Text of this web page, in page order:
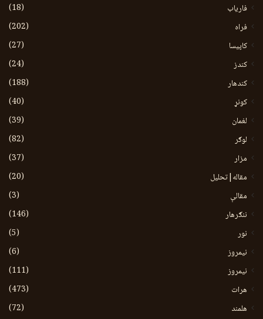
فاریاب
(18)
فراه
(202)
کاپیسا
(27)
کندز
(24)
کندهار
(188)
کونړ
(40)
لغمان
(39)
لوګر
(82)
مزار
(37)
مقاله|تحلیل
(20)
مقالې
(3)
ننګرهار
(146)
نور
(5)
نيمروز
(6)
نیمروز
(111)
هرات
(473)
هلمند
(72)